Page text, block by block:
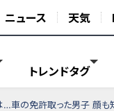
ニュース 天気
トレンドタグ
車の免許取った男子 顔も